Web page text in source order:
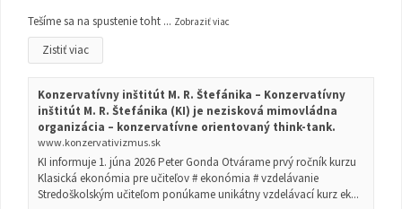
Tešíme sa na spustenie toht ... Zobraziť viac
Zistiť viac
Konzervatívny inštitút M. R. Štefánika – Konzervatívny
inštitút M. R. Štefánika (KI) je nezisková mimovládna
organizácia – konzervatívne orientovaný think-tank.
www.konzervativizmus.sk
KI informuje 1. júna 2026 Peter Gonda Otvárame prvý ročník kurzu
Klasická ekonómia pre učiteľov # ekonómia # vzdelávanie
Stredoškolským učiteľom ponúkame unikátny vzdelávací kurz ek...